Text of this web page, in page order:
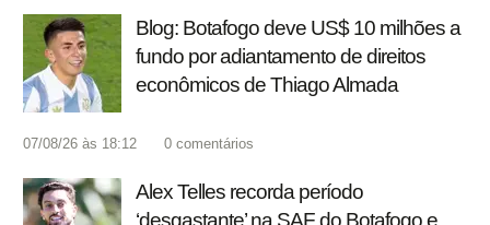
Blog: Botafogo deve US$ 10 milhões a
fundo por adiantamento de direitos
econômicos de Thiago Almada
07/08/26 às 18:12 0 comentários
Alex Telles recorda período